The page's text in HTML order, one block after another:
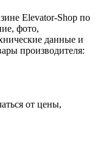
Elevator-Shop по
фото,
данные и
производителя:
от цены,